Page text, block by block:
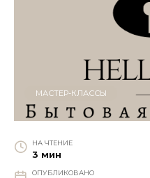
МАСТЕР-КЛАССЫ
НА ЧТЕНИЕ
3 мин
ОПУБЛИКОВАНО